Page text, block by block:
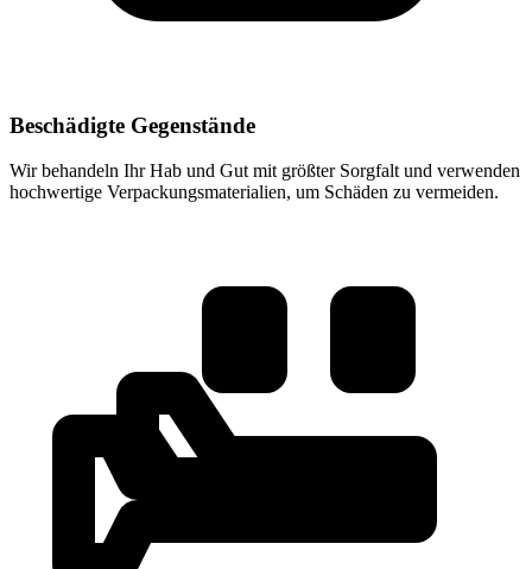
Beschädigte Gegenstände
Wir behandeln Ihr Hab und Gut mit größter Sorgfalt und verwenden
hochwertige Verpackungsmaterialien, um Schäden zu vermeiden.